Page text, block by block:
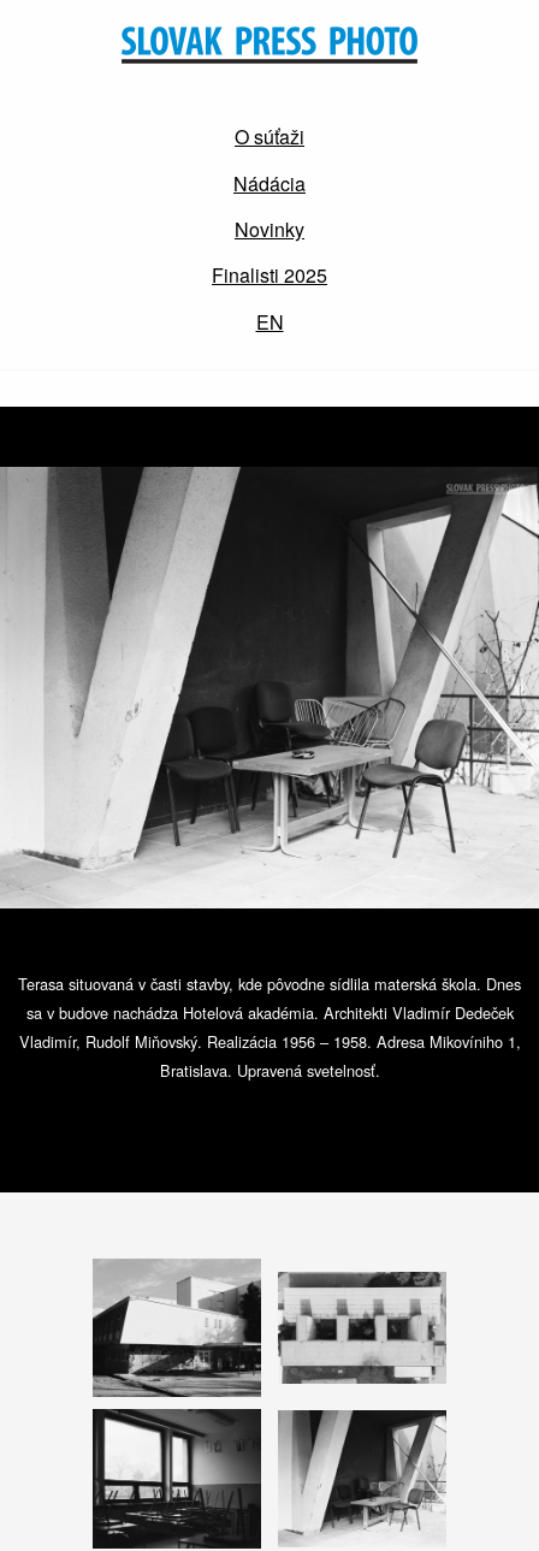
O súťaži
Nádácia
Novinky
Finalisti 2025
EN
Terasa situovaná v časti stavby, kde pôvodne sídlila materská škola. Dnes
sa v budove nachádza Hotelová akadémia. Architekti Vladimír Dedeček
Vladimír, Rudolf Miňovský. Realizácia 1956 – 1958. Adresa Mikovíniho 1,
Bratislava. Upravená svetelnosť.